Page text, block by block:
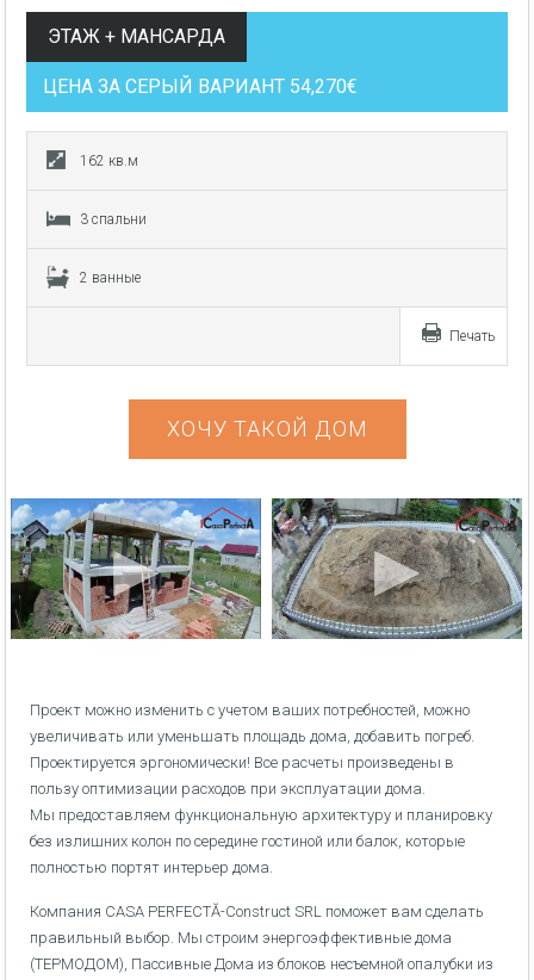
ЭТАЖ + МАНСАРДА
ЦЕНА ЗА СЕРЫЙ ВАРИАНТ 54,270€
162 кв.м
3 спальни
2 ванные
Печать
ХОЧУ ТАКОЙ ДОМ
Проект можно изменить с учетом ваших потребностей, можно
увеличивать или уменьшать площадь дома, добавить погреб.
Проектируется эргономически! Все расчеты произведены в
пользу оптимизации расходов при эксплуатации дома.
Мы предоставляем функциональную архитектуру и планировку
без излишних колон по середине гостиной или балок, которые
полностью портят интерьер дома.
Компания CASA PERFECTĂ-Construct SRL поможет вам сделать
правильный выбор. Мы строим энергоэффективные дома
(ТЕРМОДОМ), Пассивные Дома из блоков несъемной опалубки из